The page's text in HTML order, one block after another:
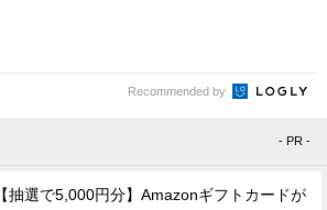
Recommended by
- PR -
【抽選で5,000円分】Amazonギフトカードが